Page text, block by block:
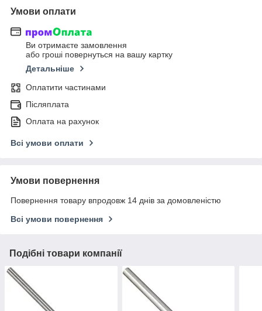
Умови оплати
Ви отримаєте замовлення
або гроші повернуться на вашу картку
Детальніше
Оплатити частинами
Післяплата
Оплата на рахунок
Всі умови оплати
Умови повернення
Повернення товару впродовж 14 днів за домовленістю
Всі умови повернення
Подібні товари компанії